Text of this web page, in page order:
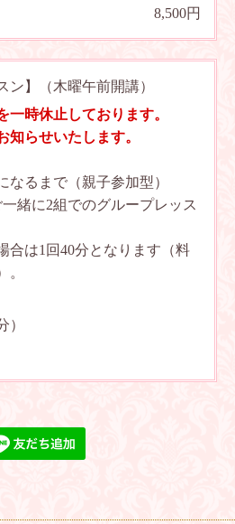
8,500円
ン】（木曜午前開講）
時休止しております。
知らせいたします。
なるまで（親子参加型）
緒に2組でのグループレッス
合は1回40分となります（料
。
）